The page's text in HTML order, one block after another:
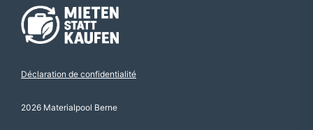
Déclaration de confidentialité
2026 Materialpool Berne